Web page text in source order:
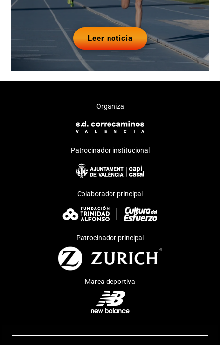
Leer noticia
Organiza
Patrocinador institucional
Colaborador principal
Patrocinador principal
Marca deportiva